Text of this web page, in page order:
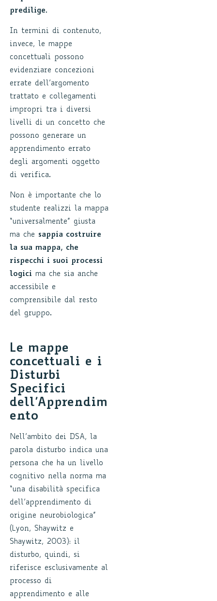
predilige.
In termini di contenuto,
invece, le mappe
concettuali possono
evidenziare concezioni
errate dell’argomento
trattato e collegamenti
impropri tra i diversi
livelli di un concetto che
possono generare un
apprendimento errato
degli argomenti oggetto
di verifica.
Non è importante che lo
studente realizzi la mappa
“universalmente” giusta
ma che sappia costruire
la sua mappa, che
rispecchi i suoi processi
logici ma che sia anche
accessibile e
comprensibile dal resto
del gruppo.
Le mappe
concettuali e i
Disturbi
Specifici
dell’Apprendim
ento
Nell’ambito dei DSA, la
parola disturbo indica una
persona che ha un livello
cognitivo nella norma ma
“una disabilità specifica
dell’apprendimento di
origine neurobiologica”
(Lyon, Shaywitz e
Shaywitz, 2003): il
disturbo, quindi, si
riferisce esclusivamente al
processo di
apprendimento e alle